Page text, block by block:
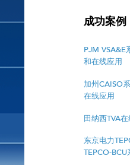
成功案例
PJM VSA&E
和在线应用
加州CAISO
在线应用
田纳西TVA在
东京电力
TEPCO-